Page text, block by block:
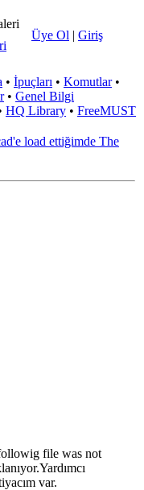
Üye Ol | Giriş
• İpuçları • Komutlar•
• Genel Bilgi
HQ Library • FreeMUST
load ettiğimde The
file was not
var.